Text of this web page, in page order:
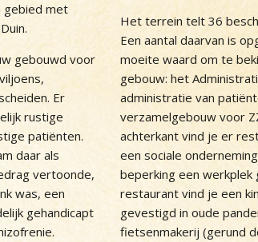
gebied met
gebouwd voor
Er
rustige
patiënten.
daar als
vertoonde,
was, een
gehandicapt
Het terrein telt 36
Een aantal daarvan is
moeite waard om te
gebouw: het
administratie van
verzamelgebouw voor
achterkant vind je er
een sociale
beperking een
restaurant vind je een
gevestigd in oude
fietsenmakerij (gerund